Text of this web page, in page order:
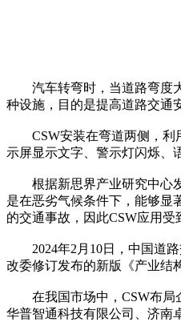
汽车转弯时，当道路弯度大
种设施，目的是提高道路交通
CSW安装在弯道两侧，利用
示屏显示文字、警示灯闪烁、
根据新思界产业研究中心
是在恶劣气候条件下，能够显
的交通事故，因此CSW应用受
2024年2月10日，中国道路
改委修订发布的新版《产业结
在我国市场中，CSW布局企
华普智通科技有限公司、济南